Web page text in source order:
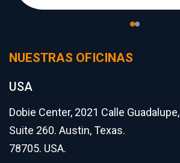
NUESTRAS OFICINAS
USA
Dobie Center, 2021 Calle Guadalupe,
Suite 260. Austin, Texas.
78705. USA.